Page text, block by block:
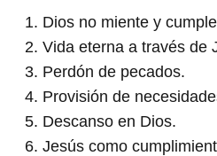
Dios no miente y
Vida eterna a través de
Perdón de pecados.
Provisión de
Descanso en Dios.
Jesús como